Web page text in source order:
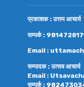
प्रकाशक : उत्तम आचार्य
सम्पर्क :
Email :
सम्पादक : उत्सव आचार्य
Email :
सम्पर्क :